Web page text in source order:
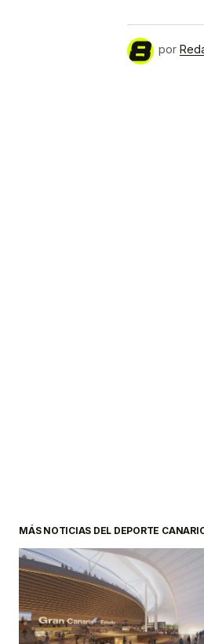
por
MÁS NOTICIAS DEL DEPORTE